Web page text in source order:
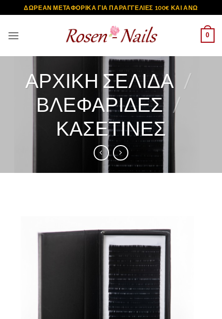
Μετάβαση
στο
περιεχόμενο
ΔΩΡΕΑΝ ΜΕΤΑΦΟΡΙΚΑ ΓΙΑ ΠΑΡΑΓΓΕΛΙΕΣ 100€ ΚΑΙ ΑΝΩ
0
ΑΡΧΙΚΉ ΣΕΛΊΔΑ /
ΒΛΕΦΑΡΙΔΕΣ /
ΚΑΣΕΤΊΝΕΣ